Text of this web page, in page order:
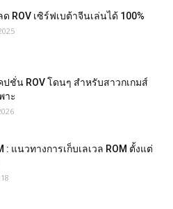
ROV เซิร์ฟเบต้าจีนเล่นได้ 100%
ชั่น ROV โดนๆ สำหรับสาวกเกมส์
าะ
: แนวทางการเก็บเลเวล ROM ตั้งแต่